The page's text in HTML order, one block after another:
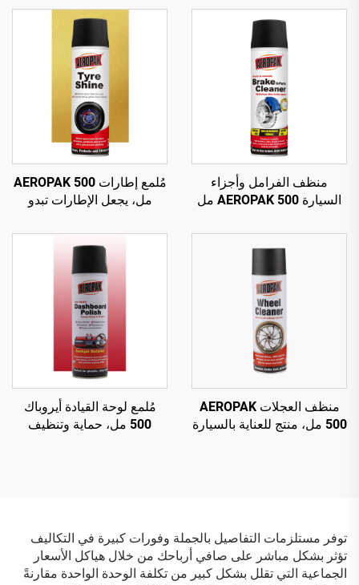
منظف الفرامل وأجزاء
السيارة AEROPAK 500 مل
ثوانٍ لفرامل السيارة
مُلمع إطارات AEROPAK 500
مل، يجعل الإطارات تبدو
للعناية بالإطارات
منظف العجلات AEROPAK
500 مل، منتج للعناية بالسيارة
مُلمع لوحة القيادة أيروباك
500 مل، حماية وتنظيف
توفر مستلزمات التفاصيل بالجملة وفورات كبيرة في التكاليف
تؤثر بشكل مباشر على صافي أرباحك من خلال هياكل الأسعار
الجماعية التي تقلل بشكل كبير من تكلفة الوحدة الواحدة مقارنةً